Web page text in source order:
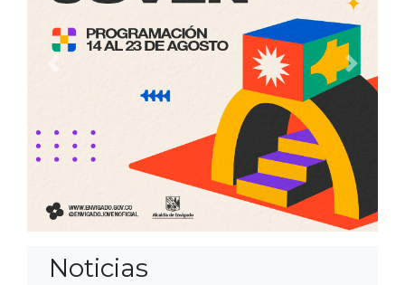
Noticias